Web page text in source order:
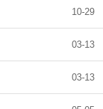
10-29
03-13
03-13